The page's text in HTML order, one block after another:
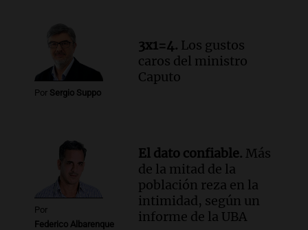
Por Sergio Suppo
3x1=4. Los gustos
caros del ministro
Caputo
Por
Federico Albarenque
El dato confiable. Más
de la mitad de la
población reza en la
intimidad, según un
informe de la UBA